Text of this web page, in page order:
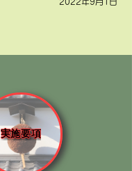
実施要項